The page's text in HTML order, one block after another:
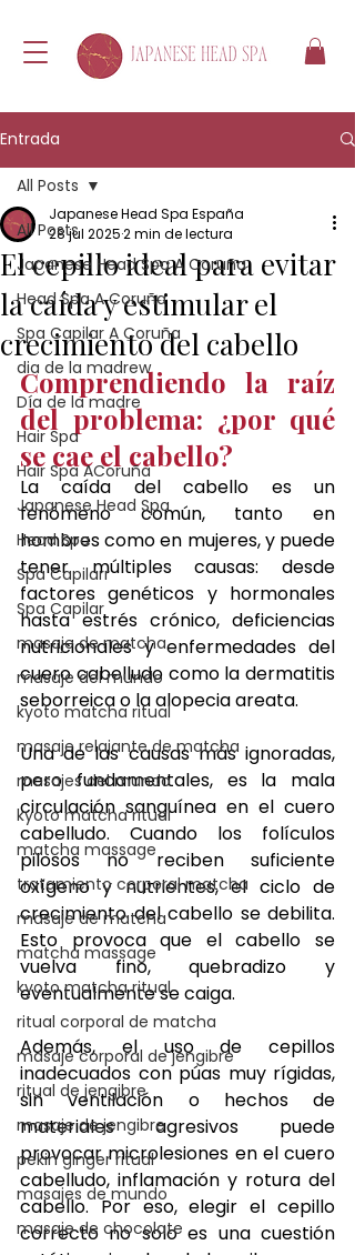
Entrada
All Posts
Japanese Head Spa A Coruña
Head Spa A Coruña
Spa Capilar A Coruña
dia de la madrew
Día de la madre
Hair Spa
Hair Spa ACoruña
Japanese Head Spa
Head Spa
Spa Capilarr
Spa Capilar
masaje de matcha
masaje del mundo
kyoto matcha ritual
masaje relajante de matcha
masajes del mundo
kyoto matcha ritual
matcha massage
tratamiento corporal matcha
masaje de matcha
matcha massage
kyoto matcha ritual
ritual corporal de matcha
masaje corporal de jengibre
ritual de jengibre
masaje de jengibre
pekin ginger ritual
masajes de mundo
masaje de chocolate
All Posts
El cepillo ideal para evitar
la caída y estimular el
crecimiento del cabello
Japanese Head Spa España
28 jul 20252 min de lectura
Comprendiendo la raíz
del problema: ¿por qué
se cae el cabello?
La caída del cabello es un
fenómeno común, tanto en
hombres como en mujeres, y puede
tener múltiples causas: desde
factores genéticos y hormonales
hasta estrés crónico, deficiencias
nutricionales y enfermedades del
cuero cabelludo como la dermatitis
seborreica o la alopecia areata.
Una de las causas más ignoradas,
pero fundamentales, es la mala
circulación sanguínea en el cuero
cabelludo. Cuando los folículos
pilosos no reciben suficiente
oxígeno y nutrientes, el ciclo de
crecimiento del cabello se debilita.
Esto provoca que el cabello se
vuelva fino, quebradizo y
eventualmente se caiga.
Además, el uso de cepillos
inadecuados con púas muy rígidas,
sin ventilación o hechos de
materiales agresivos puede
provocar microlesiones en el cuero
cabelludo, inflamación y rotura del
cabello. Por eso, elegir el cepillo
correcto no solo es una cuestión